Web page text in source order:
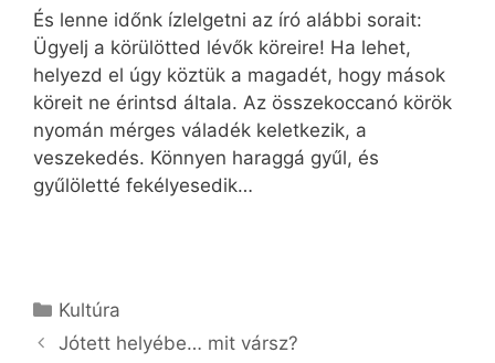
És lenne időnk ízlelgetni az író alábbi sorait:
Ügyelj a körülötted lévők köreire! Ha lehet,
helyezd el úgy köztük a magadét, hogy mások
köreit ne érintsd általa. Az összekoccanó körök
nyomán mérges váladék keletkezik, a
veszekedés. Könnyen haraggá gyűl, és
gyűlöletté fekélyesedik…
Kategória
Kultúra
Jótett helyébe… mit vársz?